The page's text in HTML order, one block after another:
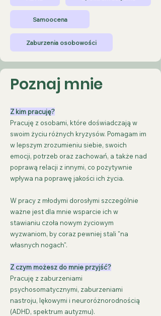
Samoocena
Zaburzenia osobowości
Poznaj mnie
Z kim pracuję?
Pracuję z osobami, które doświadczają w
swoim życiu różnych kryzysów. Pomagam im
w lepszym zrozumieniu siebie, swoich
emocji, potrzeb oraz zachowań, a także nad
poprawą relacji z innymi, co pozytywnie
wpływa na poprawę jakości ich życia.
W pracy z młodymi dorosłymi szczególnie
ważne jest dla mnie wsparcie ich w
stawianiu czoła nowym życiowym
wyzwaniom, by coraz pewniej stali "na
własnych nogach".
Z czym możesz do mnie przyjść?
Pracuję z zaburzeniami
psychosomatycznymi, zaburzeniami
nastroju, lękowymi i neuroróżnorodnością
(ADHD, spektrum autyzmu).